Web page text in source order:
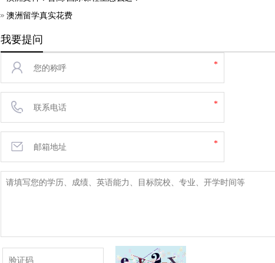
澳洲留学真实花费
我要提问
*
*
*